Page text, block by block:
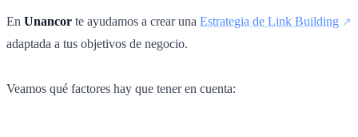
En Unancor te ayudamos a crear una Estrategia de Link Building
adaptada a tus objetivos de negocio.
Veamos qué factores hay que tener en cuenta: